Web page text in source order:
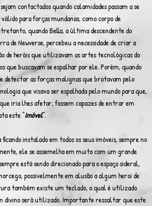
contactados quando calamidades passam a se
para forças mundanas, como corpo de
quando Bella, a última descendente do
de Newverse, percebeu a necessidade de criar a
de heróis que utilizavam as artes tecnológicas do
que buscavam se espalhar por ele. Porém, quando
detectar as forças malignas que brotavam pelo
que visava ser espalhada pelo mundo para que,
iria lhes afetar, fossem capazes de entrar em
este “imóvel”.
instalado em todos os seus imóveis, sempre no
ele se assemelha em muito com um grande
está sendo direcionado para o espaço sideral,
possivelmente em alusão a algum heroi de
também existe um teclado, o qual é utilizado
será utilizado. Importante ressaltar que este